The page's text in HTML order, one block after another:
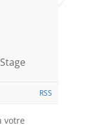
Stage
RSS
votre